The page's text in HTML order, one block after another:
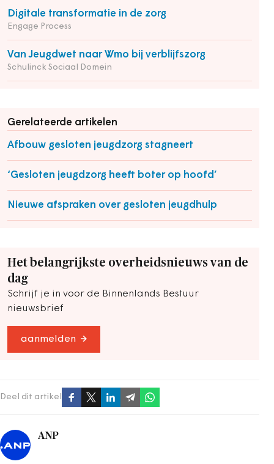
Digitale transformatie in de zorg
Engage Process
Van Jeugdwet naar Wmo bij verblijfszorg
Schulinck Sociaal Domein
Gerelateerde artikelen
Afbouw gesloten jeugdzorg stagneert
‘Gesloten jeugdzorg heeft boter op hoofd’
Nieuwe afspraken over gesloten jeugdhulp
Het belangrijkste overheidsnieuws van de
dag
Schrijf je in voor de Binnenlands Bestuur
nieuwsbrief
aanmelden
Deel dit artikel
ANP